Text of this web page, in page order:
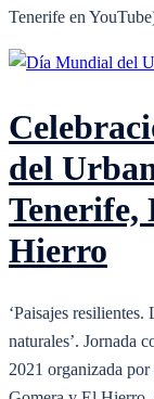
Tenerife en
del
Tenerife,
Hierro
‘Paisajes
naturales’. Jornada
2021 organizada